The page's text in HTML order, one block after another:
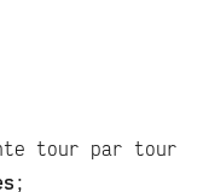
tour par tour
;